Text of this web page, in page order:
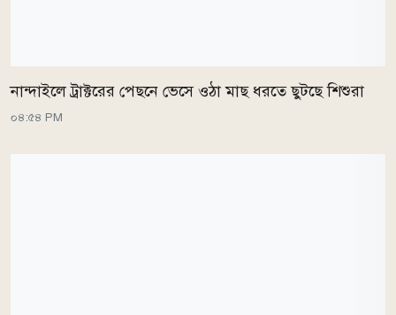
নান্দাইলে ট্রাক্টরের পেছনে ভেসে ওঠা মাছ ধরতে ছুটছে শিশুরা
০৪:৫৪ PM